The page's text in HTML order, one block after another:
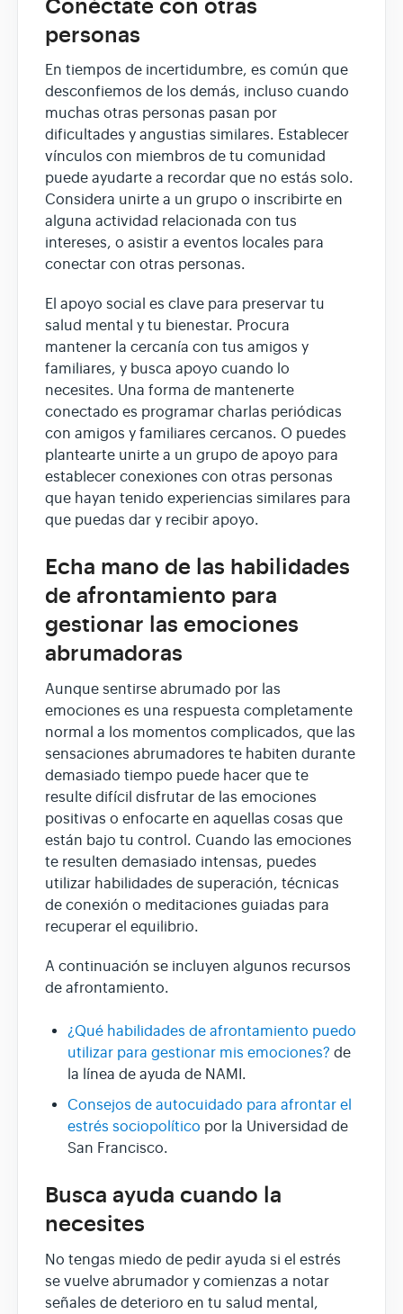
Conéctate con otras
personas
En tiempos de incertidumbre, es común que
desconfiemos de los demás, incluso cuando
muchas otras personas pasan por
dificultades y angustias similares. Establecer
vínculos con miembros de tu comunidad
puede ayudarte a recordar que no estás solo.
Considera unirte a un grupo o inscribirte en
alguna actividad relacionada con tus
intereses, o asistir a eventos locales para
conectar con otras personas.
El apoyo social es clave para preservar tu
salud mental y tu bienestar. Procura
mantener la cercanía con tus amigos y
familiares, y busca apoyo cuando lo
necesites. Una forma de mantenerte
conectado es programar charlas periódicas
con amigos y familiares cercanos. O puedes
plantearte unirte a un grupo de apoyo para
establecer conexiones con otras personas
que hayan tenido experiencias similares para
que puedas dar y recibir apoyo.
Echa mano de las habilidades
de afrontamiento para
gestionar las emociones
abrumadoras
Aunque sentirse abrumado por las
emociones es una respuesta completamente
normal a los momentos complicados, que las
sensaciones abrumadores te habiten durante
demasiado tiempo puede hacer que te
resulte difícil disfrutar de las emociones
positivas o enfocarte en aquellas cosas que
están bajo tu control. Cuando las emociones
te resulten demasiado intensas, puedes
utilizar habilidades de superación, técnicas
de conexión o meditaciones guiadas para
recuperar el equilibrio.
A continuación se incluyen algunos recursos
de afrontamiento.
¿Qué habilidades de afrontamiento puedo
utilizar para gestionar mis emociones? de
la línea de ayuda de NAMI.
Consejos de autocuidado para afrontar el
estrés sociopolítico por la Universidad de
San Francisco.
Busca ayuda cuando la
necesites
No tengas miedo de pedir ayuda si el estrés
se vuelve abrumador y comienzas a notar
señales de deterioro en tu salud mental,